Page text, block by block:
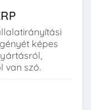
képes
van szó.